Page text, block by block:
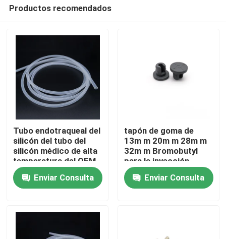
Inicio
Productos
Visita a la fábrica
Productos recomendados
Tubo endotraqueal del
silicón del tubo del
silicón médico de alta
temperatura del OEM
Enviar Consulta
tapón de goma de
13m m 20m m 28m m
32m m Bromobutyl
para la inyección
Enviar Consulta